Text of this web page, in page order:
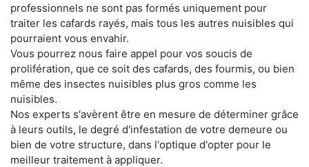
professionnels ne sont pas formés uniquement pour
traiter les cafards rayés, mais tous les autres nuisibles qui
pourraient vous envahir.
Vous pourrez nous faire appel pour vos soucis de
prolifération, que ce soit des cafards, des fourmis, ou bien
même des insectes nuisibles plus gros comme les
nuisibles.
Nos experts s'avèrent être en mesure de déterminer grâce
à leurs outils, le degré d'infestation de votre demeure ou
bien de votre structure, dans l'optique d'opter pour le
meilleur traitement à appliquer.